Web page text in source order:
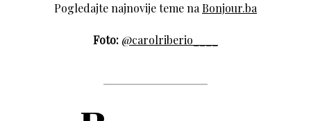
Pogledajte najnovije teme na Bonjour.ba
Foto: @carolriberio____